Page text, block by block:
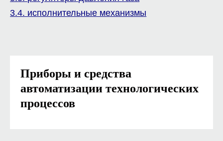
3.4. исполнительные механизмы
Приборы и средства
автоматизации технологических
процессов